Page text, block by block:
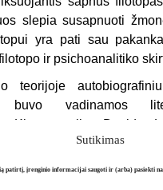
Sutikimas
patirtį, įrenginio informacijai saugoti ir (arba) pasiekti
slepia susapnuoti
yra pati sau
ir psichoanalitiko
teorijoje
buvo vadinamos
Kino teoretikas Davidas
nuo
Tie režisieriai ar